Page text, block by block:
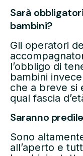
Sarà
bambini?
Gli operatori
l’obbligo di
bambini
che a breve si
qual fascia
Saranno
Sono
all’aperto e